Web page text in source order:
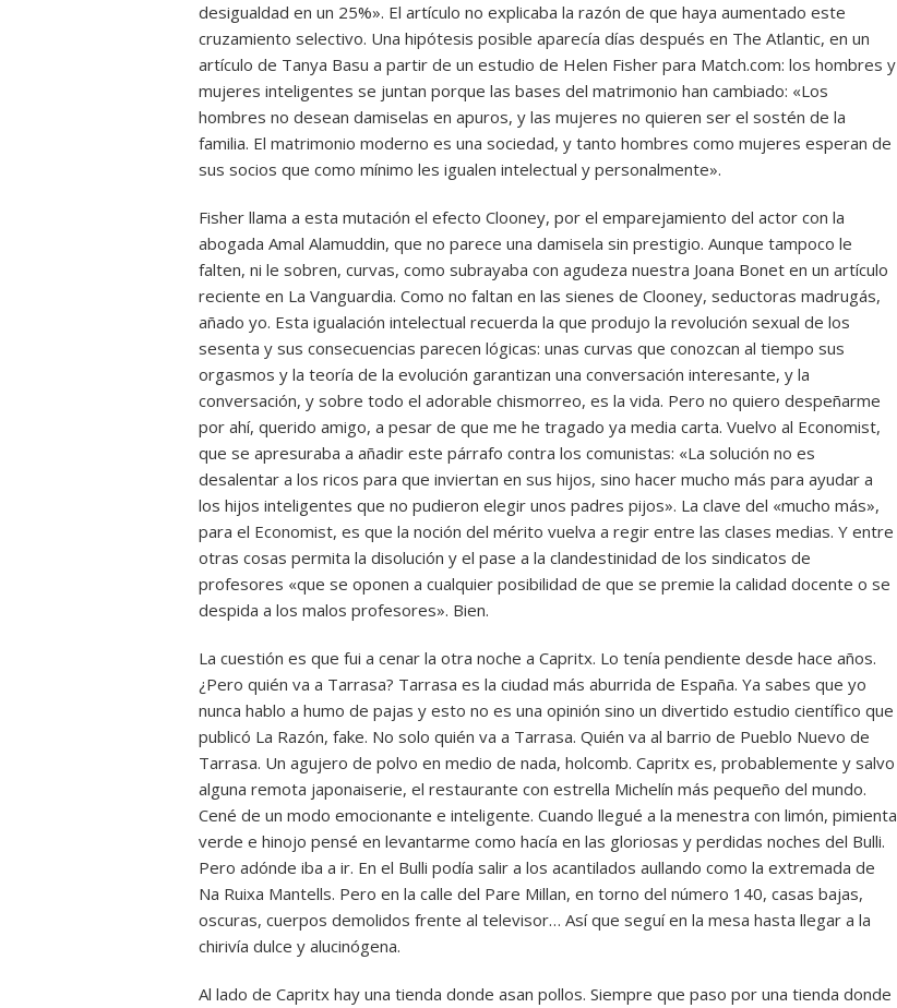
desigualdad en un 25%». El artículo no explicaba la razón de que haya aumentado este
cruzamiento selectivo. Una hipótesis posible aparecía días después en The Atlantic, en un
artículo de Tanya Basu a partir de un estudio de Helen Fisher para Match.com: los hombres y
mujeres inteligentes se juntan porque las bases del matrimonio han cambiado: «Los
hombres no desean damiselas en apuros, y las mujeres no quieren ser el sostén de la
familia. El matrimonio moderno es una sociedad, y tanto hombres como mujeres esperan de
sus socios que como mínimo les igualen intelectual y personalmente».
Fisher llama a esta mutación el efecto Clooney, por el emparejamiento del actor con la
abogada Amal Alamuddin, que no parece una damisela sin prestigio. Aunque tampoco le
falten, ni le sobren, curvas, como subrayaba con agudeza nuestra Joana Bonet en un artículo
reciente en La Vanguardia. Como no faltan en las sienes de Clooney, seductoras madrugás,
añado yo. Esta igualación intelectual recuerda la que produjo la revolución sexual de los
sesenta y sus consecuencias parecen lógicas: unas curvas que conozcan al tiempo sus
orgasmos y la teoría de la evolución garantizan una conversación interesante, y la
conversación, y sobre todo el adorable chismorreo, es la vida. Pero no quiero despeñarme
por ahí, querido amigo, a pesar de que me he tragado ya media carta. Vuelvo al Economist,
que se apresuraba a añadir este párrafo contra los comunistas: «La solución no es
desalentar a los ricos para que inviertan en sus hijos, sino hacer mucho más para ayudar a
los hijos inteligentes que no pudieron elegir unos padres pijos». La clave del «mucho más»,
para el Economist, es que la noción del mérito vuelva a regir entre las clases medias. Y entre
otras cosas permita la disolución y el pase a la clandestinidad de los sindicatos de
profesores «que se oponen a cualquier posibilidad de que se premie la calidad docente o se
despida a los malos profesores». Bien.
La cuestión es que fui a cenar la otra noche a Capritx. Lo tenía pendiente desde hace años.
¿Pero quién va a Tarrasa? Tarrasa es la ciudad más aburrida de España. Ya sabes que yo
nunca hablo a humo de pajas y esto no es una opinión sino un divertido estudio científico que
publicó La Razón, fake. No solo quién va a Tarrasa. Quién va al barrio de Pueblo Nuevo de
Tarrasa. Un agujero de polvo en medio de nada, holcomb. Capritx es, probablemente y salvo
alguna remota japonaiserie, el restaurante con estrella Michelín más pequeño del mundo.
Cené de un modo emocionante e inteligente. Cuando llegué a la menestra con limón, pimienta
verde e hinojo pensé en levantarme como hacía en las gloriosas y perdidas noches del Bulli.
Pero adónde iba a ir. En el Bulli podía salir a los acantilados aullando como la extremada de
Na Ruixa Mantells. Pero en la calle del Pare Millan, en torno del número 140, casas bajas,
oscuras, cuerpos demolidos frente al televisor… Así que seguí en la mesa hasta llegar a la
chirivía dulce y alucinógena.
Al lado de Capritx hay una tienda donde asan pollos. Siempre que paso por una tienda donde